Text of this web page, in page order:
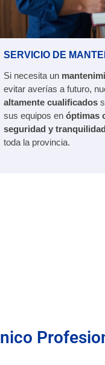
SERVICIO DE
Si necesita un
evitar averías a futuro,
altamente cualificados
sus equipos en óptimas
seguridad y tranquilidad
toda la provincia.